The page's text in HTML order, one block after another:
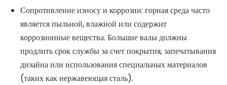
Сопротивление износу и коррозии: горная среда часто
является пыльной, влажной или содержит
коррозионные вещества. Большие валы должны
продлить срок службы за счет покрытия, запечатывания
дизайна или использования специальных материалов
(таких как нержавеющая сталь).